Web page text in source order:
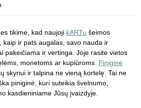
tikime, kad naujoji kARTu šeimos
, kaip ir pats augalas, savo nauda ir
pakeičiama ir vertinga. Joje rasite vietos
monetoms ar kupiūroms. Piniginė
skyriui ir talpina ne vieną kortelę. Tai ne
piniginė, kuri suteikia švelnumo,
kasdieniniame Jūsų įvaizdyje.